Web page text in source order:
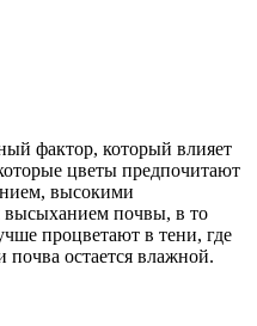
фактор, который влияет
цветы предпочитают
высокими
высыханием почвы, в то
процветают в тени, где
остается влажной.